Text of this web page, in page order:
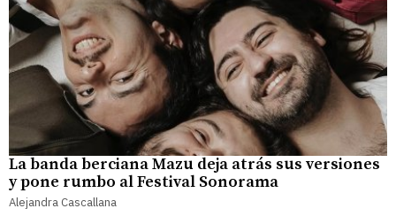
La banda berciana Mazu deja atrás sus versiones
y pone rumbo al Festival Sonorama
Alejandra Cascallana